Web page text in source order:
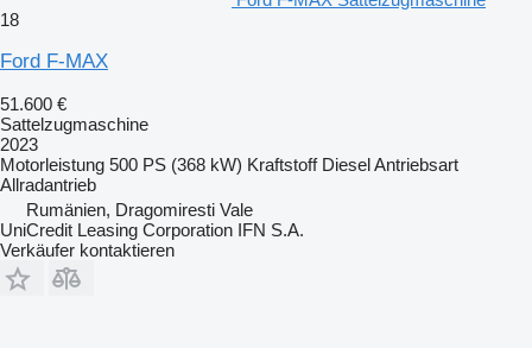
18
Ford F-MAX
51.600 €
Sattelzugmaschine
2023
Motorleistung 500 PS (368 kW) Kraftstoff DieselAntriebsart
Allradantrieb
Rumänien, Dragomiresti Vale
UniCredit Leasing Corporation IFN S.A.
Verkäufer kontaktieren